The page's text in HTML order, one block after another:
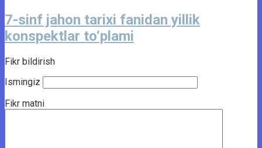
7-sinf jahon tarixi fanidan yillik
konspektlar to‘plami
Fikr bildirish
Ismingiz
Fikr matni